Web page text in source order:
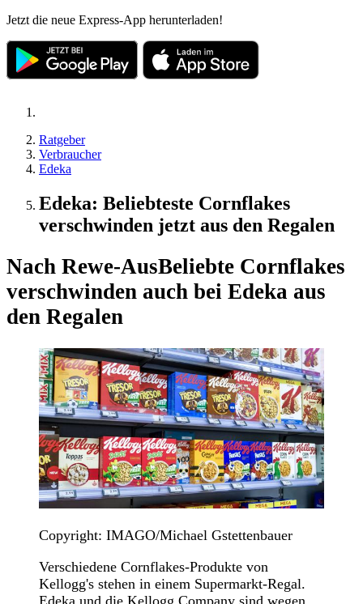
Jetzt die neue Express-App herunterladen!
Ratgeber
Verbraucher
Edeka
Edeka: Beliebteste Cornflakes
verschwinden jetzt aus den Regalen
Nach Rewe-AusBeliebte Cornflakes
verschwinden auch bei Edeka aus
den Regalen
Copyright: IMAGO/Michael Gstettenbauer
Verschiedene Cornflakes-Produkte von
Kellogg's stehen in einem Supermarkt-Regal.
Edeka und die Kellogg Company sind wegen